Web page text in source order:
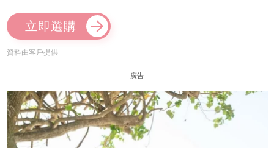
立即選購
資料由客戶提供
廣告